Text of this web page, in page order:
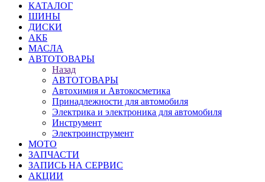
КАТАЛОГ
ШИНЫ
ДИСКИ
АКБ
МАСЛА
АВТОТОВАРЫ
Назад
АВТОТОВАРЫ
Автохимия и Автокосметика
Принадлежности для автомобиля
Электрика и электроника для автомобиля
Инструмент
Электроинструмент
МОТО
ЗАПЧАСТИ
ЗАПИСЬ НА СЕРВИС
АКЦИИ